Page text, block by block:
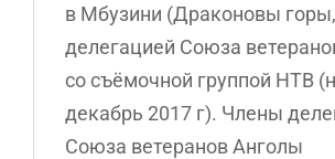
в Мбузини (Драконовы
делегацией Союза
со съёмочной группой НТВ
декабрь 2017 г). Члены
Союза ветеранов Анголы